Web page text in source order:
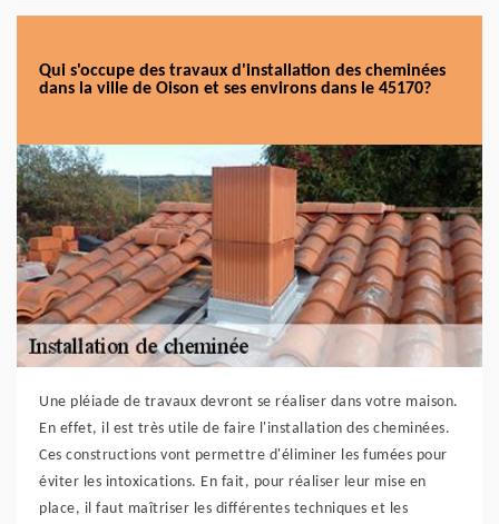
Qui s'occupe des travaux d'installation des cheminées
dans la ville de Oison et ses environs dans le 45170?
Une pléiade de travaux devront se réaliser dans votre maison.
En effet, il est très utile de faire l'installation des cheminées.
Ces constructions vont permettre d'éliminer les fumées pour
éviter les intoxications. En fait, pour réaliser leur mise en
place, il faut maîtriser les différentes techniques et les